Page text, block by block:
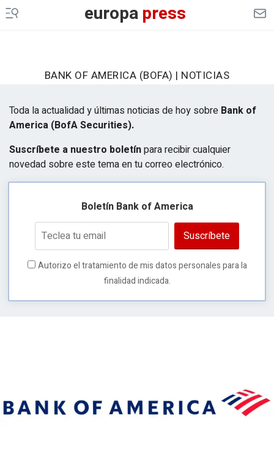
europapress
BANK OF AMERICA (BOFA) | NOTICIAS
Toda la actualidad y últimas noticias de hoy sobre Bank of
America (BofASecurities).
Suscríbete a nuestro boletínpara recibir cualquier
novedad sobre este tema en tu correo electrónico.
Boletín Bank of America
Suscríbete
Autorizo el tratamiento de mis datos personales para la
finalidad indicada.